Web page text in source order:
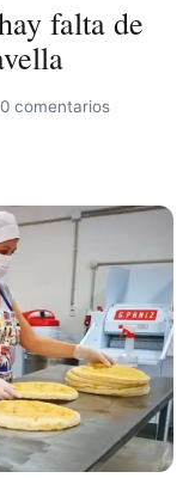
falta de
0 comentarios